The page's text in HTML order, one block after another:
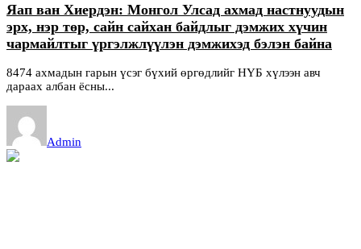
Яап ван Хиердэн: Монгол Улсад ахмад настнуудын
эрх, нэр төр, сайн сайхан байдлыг дэмжих хүчин
чармайлтыг үргэлжлүүлэн дэмжихэд бэлэн байна
8474 ахмадын гарын үсэг бүхий өргөдлийг НҮБ хүлээн авч
дараах албан ёсны...
Admin